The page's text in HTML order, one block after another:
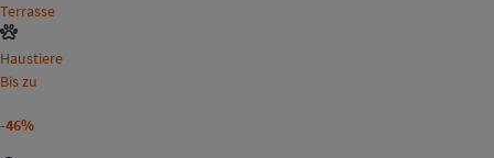
Terrasse
Haustiere
Bis zu
-46%